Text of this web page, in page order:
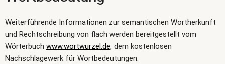
Weiterführende Informationen zur semantischen Wortherkunft
und Rechtschreibung von flach werden bereitgestellt vom
Wörterbuch www.wortwurzel.de, dem kostenlosen
Nachschlagewerk für Wortbedeutungen.